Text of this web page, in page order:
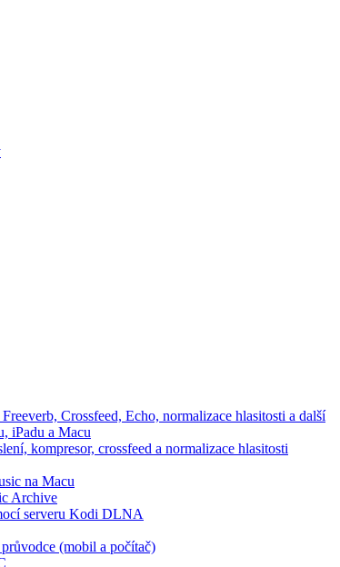
Crossfeed, Echo, normalizace hlasitosti a další
iPadu a Macu
kompresor, crossfeed a normalizace hlasitosti
na Macu
Archive
serveru Kodi DLNA
(mobil a počítač)